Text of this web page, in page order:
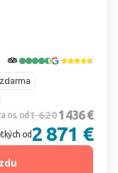
os. od1 6201 436 €
od2 871 €